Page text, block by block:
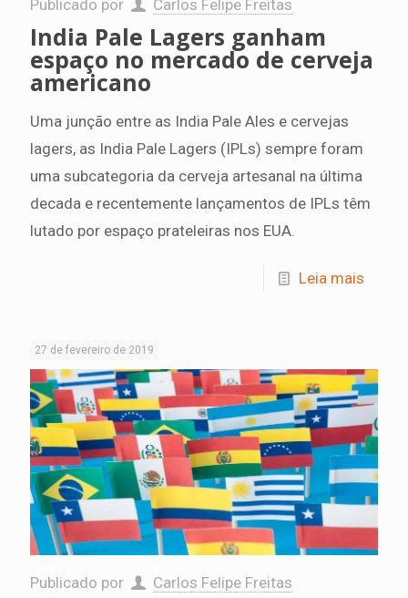
Publicado por Carlos Felipe Freitas
India Pale Lagers ganham
espaço no mercado de cerveja
americano
Uma junção entre as India Pale Ales e cervejas
lagers, as India Pale Lagers (IPLs) sempre foram
uma subcategoria da cerveja artesanal na última
decada e recentemente lançamentos de IPLs têm
lutado por espaço prateleiras nos EUA.
Leia mais
27 de fevereiro de 2019
Publicado por Carlos Felipe Freitas